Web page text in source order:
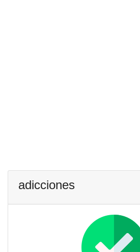
adicciones